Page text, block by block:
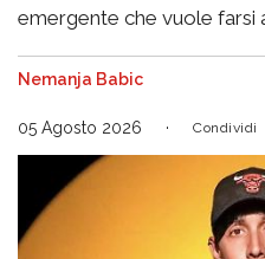
emergente che vuole farsi
Nemanja Babic
05 Agosto 2026 Condividi